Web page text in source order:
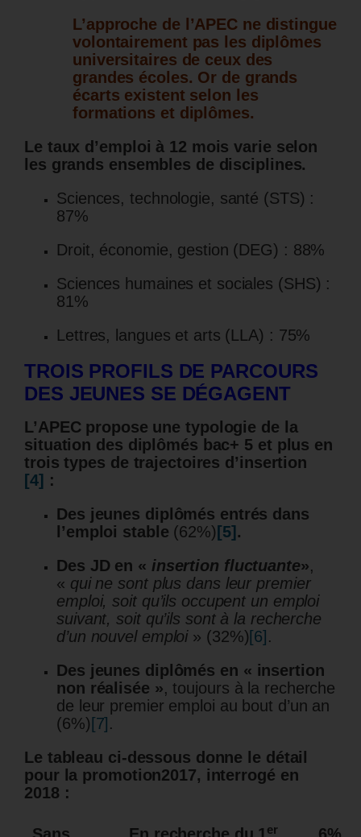
L’approche de l’APEC ne distingue
volontairement pas les diplômes
universitaires de ceux des
grandes écoles. Or de grands
écarts existent selon les
formations et diplômes.
Le taux d’emploi à 12 mois varie selon
les grands ensembles de disciplines.
Sciences, technologie, santé (STS) :
87%
Droit, économie, gestion (DEG) : 88%
Sciences humaines et sociales (SHS) :
81%
Lettres, langues et arts (LLA) : 75%
TROIS PROFILS DE PARCOURS
DES JEUNES SE DÉGAGENT
L’APEC propose une typologie de la
situation des diplômés bac+ 5 et plus en
trois types de trajectoires d’insertion
[4] :
Des jeunes diplômés entrés dans
l’emploi stable (62%) [5] .
Des JD en « insertion fluctuante»,
« qui ne sont plus dans leur premier
emploi, soit qu’ils occupent un emploi
suivant, soit qu’ils sont à la recherche
d’un nouvel emploi» (32%)[6] .
Des jeunes diplômés en « insertion
non réalisée », toujours à la recherche
de leur premier emploi au bout d’un an
(6%) [7] .
Le tableau ci-dessous donne le détail
pour la promotion2017, interrogé en
2018 :
er